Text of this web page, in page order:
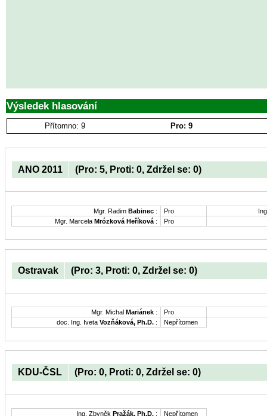
Výsledek hlasování
Přítomno: 9 Pro: 9
ANO 2011 (Pro: 5, Proti: 0, Zdržel se: 0)
Mgr. Radim Babinec : Pro
Mgr. Marcela Mrózková Heříková : Pro
Ostravak (Pro: 3, Proti: 0, Zdržel se: 0)
Mgr. Michal Mariánek :
Pro
doc. Ing. Iveta Vozňáková, Ph.D. : Nepřítomen
KDU-ČSL (Pro: 0, Proti: 0, Zdržel se: 0)
Ing. Zbyněk Pražák, Ph.D. : Nepřítomen